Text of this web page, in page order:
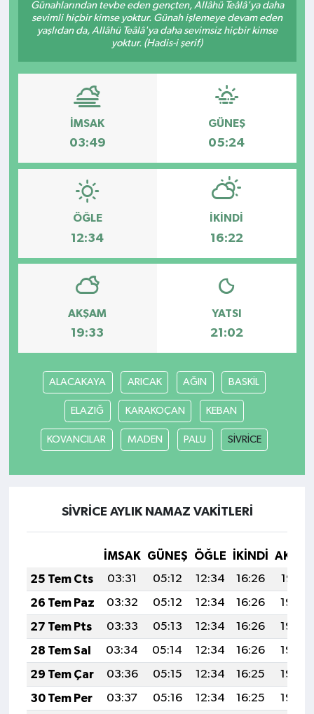
Günahlarından tevbe eden gençten, Allâhü Teâlâ'ya daha
sevimli hiçbir kimse yoktur. Günah işlemeye devam eden
yaşlıdan da, Allâhü Teâlâ'ya daha sevimsiz hiçbir kimse
yoktur. (Hadis-i şerif)
İMSAK
03:49
GÜNEŞ
05:24
ÖĞLE
12:34
İKINDI
16:22
AKŞAM
19:33
YATSI
21:02
ALACAKAYA ARICAK AĞIN BASKİL
ELAZIĞ KARAKOÇAN KEBAN
KOVANCILAR MADEN PALU SİVRİCE
SİVRİCE AYLIK NAMAZ VAKITLERI
İMSAK GÜNEŞ ÖĞLE İKINDI
25 Tem Cts
03:31 05:12 12:34 16:26
19:47
26 Tem Paz
03:32 05:12 12:34 16:26
19:46
27 Tem Pts
03:33 05:13 12:34 16:26
19:45
28 Tem Sal
03:34 05:14 12:34 16:26
19:45
29 Tem Çar
03:36 05:15 12:34 16:25
19:44
30 Tem Per
03:37 05:16 12:34 16:25
19:43
Kültür - Sanat
Yaşam